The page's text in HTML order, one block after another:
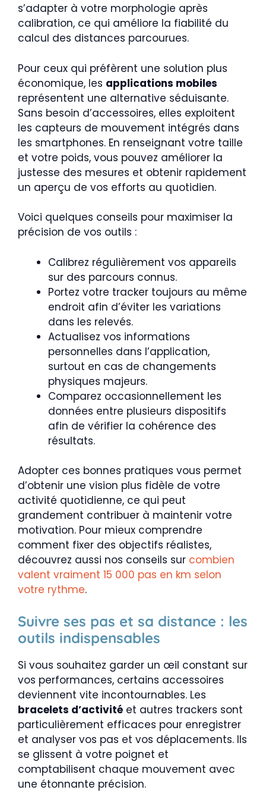
s’adapter à votre morphologie après
calibration, ce qui améliore la fiabilité du
calcul des distances parcourues.
Pour ceux qui préfèrent une solution plus
économique, les applications mobiles
représentent une alternative séduisante.
Sans besoin d’accessoires, elles exploitent
les capteurs de mouvement intégrés dans
les smartphones. En renseignant votre taille
et votre poids, vous pouvez améliorer la
justesse des mesures et obtenir rapidement
un aperçu de vos efforts au quotidien.
Voici quelques conseils pour maximiser la
précision de vos outils :
Calibrez régulièrement vos appareils
sur des parcours connus.
Portez votre tracker toujours au même
endroit afin d’éviter les variations
dans les relevés.
Actualisez vos informations
personnelles dans l’application,
surtout en cas de changements
physiques majeurs.
Comparez occasionnellement les
données entre plusieurs dispositifs
afin de vérifier la cohérence des
résultats.
Adopter ces bonnes pratiques vous permet
d’obtenir une vision plus fidèle de votre
activité quotidienne, ce qui peut
grandement contribuer à maintenir votre
motivation. Pour mieux comprendre
comment fixer des objectifs réalistes,
découvrez aussi nos conseils sur combien
valent vraiment 15 000 pas en km selon
votre rythme.
Suivre ses pas et sa distance : les
outils indispensables
Si vous souhaitez garder un œil constant sur
vos performances, certains accessoires
deviennent vite incontournables. Les
bracelets d’activité et autres trackers sont
particulièrement efficaces pour enregistrer
et analyser vos pas et vos déplacements. Ils
se glissent à votre poignet et
comptabilisent chaque mouvement avec
une étonnante précision.